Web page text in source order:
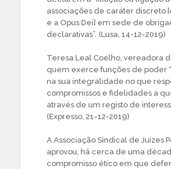
associações de caráter discreto
e a Opus Dei] em sede de
declarativas”. (Lusa, 14-12-2019)
Teresa Leal Coelho, vereadora
quem exerce funções de poder
na sua integralidade no que
compromissos e fidelidades a
através de um registo de
(Expresso, 21-12-2019)
A Associação Sindical de Juízes
aprovou, há cerca de uma
compromisso ético em que